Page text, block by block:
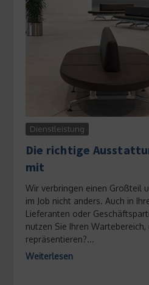
Dienstleistung
Die richtige
mit
Wir verbringen einen Großteil
im Job nicht anders. Auch in
Lieferanten oder
nutzen Sie Ihren
repräsentieren?...
Weiterlesen